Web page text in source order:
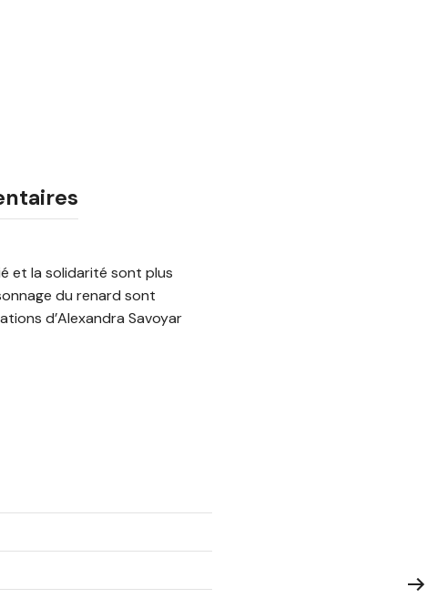
et la solidarité sont plus
du renard sont
d’Alexandra Savoyar